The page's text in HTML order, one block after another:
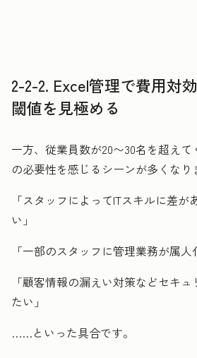
2-2-2. Excel管理で費用対
閾値を見極める
一方、従業員数が20〜30名を超えて
の必要性を感じるシーンが多くなり
「スタッフによってITスキルに差
い」
「一部のスタッフに管理業務が属人
「顧客情報の漏えい対策などセキ
たい」
……といった具合です。